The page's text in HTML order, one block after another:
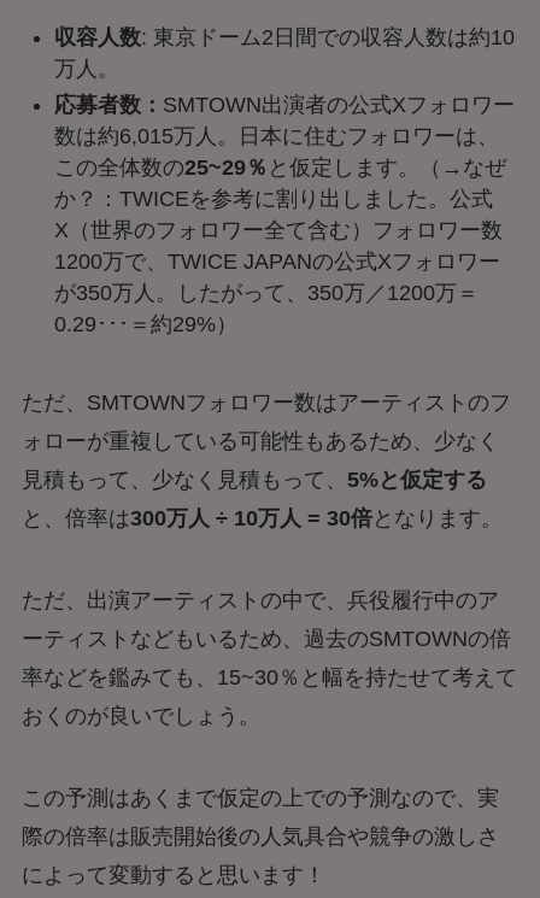
収容人数: 東京ドーム2日間での収容人数は約10
万人。
応募者数： SMTOWN出演者の公式Xフォロワー
数は約6,015万人。日本に住むフォロワーは、
この全体数の25~29％ と仮定します。（→なぜ
か？：TWICEを参考に割り出しました。公式
X（世界のフォロワー全て含む）フォロワー数
1200万で、TWICE JAPANの公式Xフォロワー
が350万人。したがって、350万／1200万＝
0.29･･･＝約29%）
ただ、SMTOWNフォロワー数はアーティストのフ
ォローが重複している可能性もあるため、少なく
見積もって、少なく見積もって、 5%と仮定する
と、倍率は300万人 ÷ 10万人 = 30倍となります。
ただ、出演アーティストの中で、兵役履行中のア
ーティストなどもいるため、過去のSMTOWNの倍
率などを鑑みても、15~30％と幅を持たせて考えて
おくのが良いでしょう。
この予測はあくまで仮定の上での予測なので、実
際の倍率は販売開始後の人気具合や競争の激しさ
によって変動すると思います！